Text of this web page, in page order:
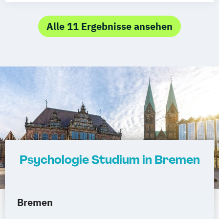
Alle 11 Ergebnisse ansehen
Psychologie Studium in Bremen
Bremen